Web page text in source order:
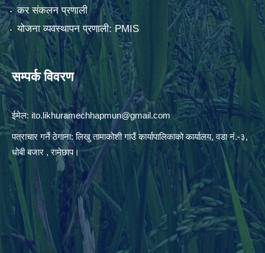
कर संकलन प्रणाली
योजना व्यवस्थापन प्रणाली: PMIS
सम्पर्क विवरण
ईमेल: ito.likhuramechhapmun@gmail.com
पत्राचार गर्ने ठेगाना: लिखु तामाकोशी गाउँ कार्यापालिकाको कार्यालय, वडा नं.-३,
धोबी बजार , रामेछाप।